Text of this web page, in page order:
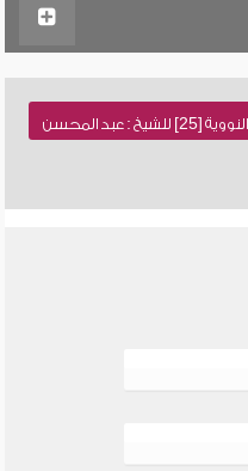
نسخة نصية للطباعة , شرح الأربعين النووية [25] للشيخ : عبد المحسن